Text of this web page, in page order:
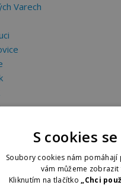
Varech
BečvouS cookies
Soubory cookies nám
vám můžeme
Kliknutím na tlačítko
„Chci